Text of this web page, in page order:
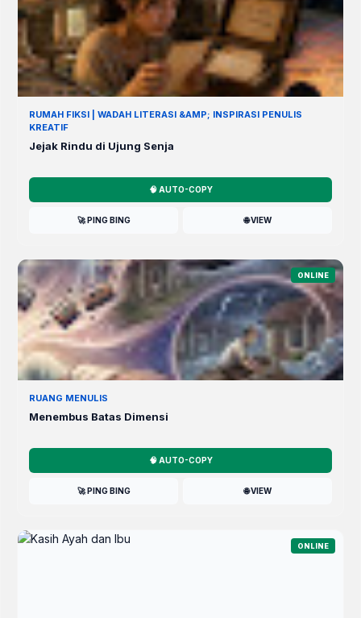
RUMAH FIKSI | WADAH LITERASI &AMP; INSPIRASI PENULIS
KREATIF
Jejak Rindu di Ujung Senja
🧠 AUTO-COPY
🚀 PING BING 🌐 VIEW
ONLINE
RUANG MENULIS
Menembus Batas Dimensi
🧠 AUTO-COPY
🚀 PING BING 🌐 VIEW
ONLINE